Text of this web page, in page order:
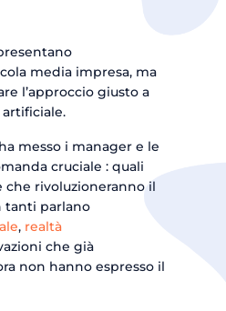
media impresa, ma
l’approccio giusto a
messo i manager e le
cruciale : quali
rivoluzioneranno il
tanti parlano
, realtà
che già
non hanno espresso il